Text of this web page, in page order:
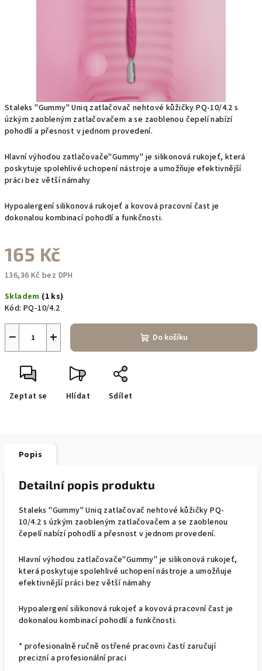
Staleks "Gummy" Uniq zatlačovač nehtové kůžičky PQ-10/4.2 s
úzkým zaobleným zatlačovačem a se zaoblenou čepelí nabízí
pohodlí a přesnost v jednom provedení.
Hlavní výhodou zatlačovače"Gummy" je silikonová rukojeť, která
poskytuje spolehlivé uchopení nástroje a umožňuje efektivnější
práci bez větší námahy
Hypoalergení silikonová rukojeť a kovová pracovní čast je
dokonalou kombinací pohodlí a funkčnosti.
165 Kč
136,36 Kč bez DPH
cena:
Skladem (1 ks)
Kód: PQ-10/4.2
+
− Do košíku
Zeptat se Hlídat Sdílet
Popis
Detailní popis produktu
Staleks "Gummy" Uniq zatlačovač nehtové kůžičky PQ-
10/4.2 s úzkým zaobleným zatlačovačem a se zaoblenou
čepelí nabízí pohodlí a přesnost v jednom provedení.
Hlavní výhodou zatlačovače"Gummy" je silikonová rukojeť,
která poskytuje spolehlivé uchopení nástroje a umožňuje
efektivnější práci bez větší námahy
Hypoalergení silikonová rukojeť a kovová pracovní čast je
dokonalou kombinací pohodlí a funkčnosti.
* profesionalně ručně ostřené pracovni častí zaručují
precizní a profesionální praci